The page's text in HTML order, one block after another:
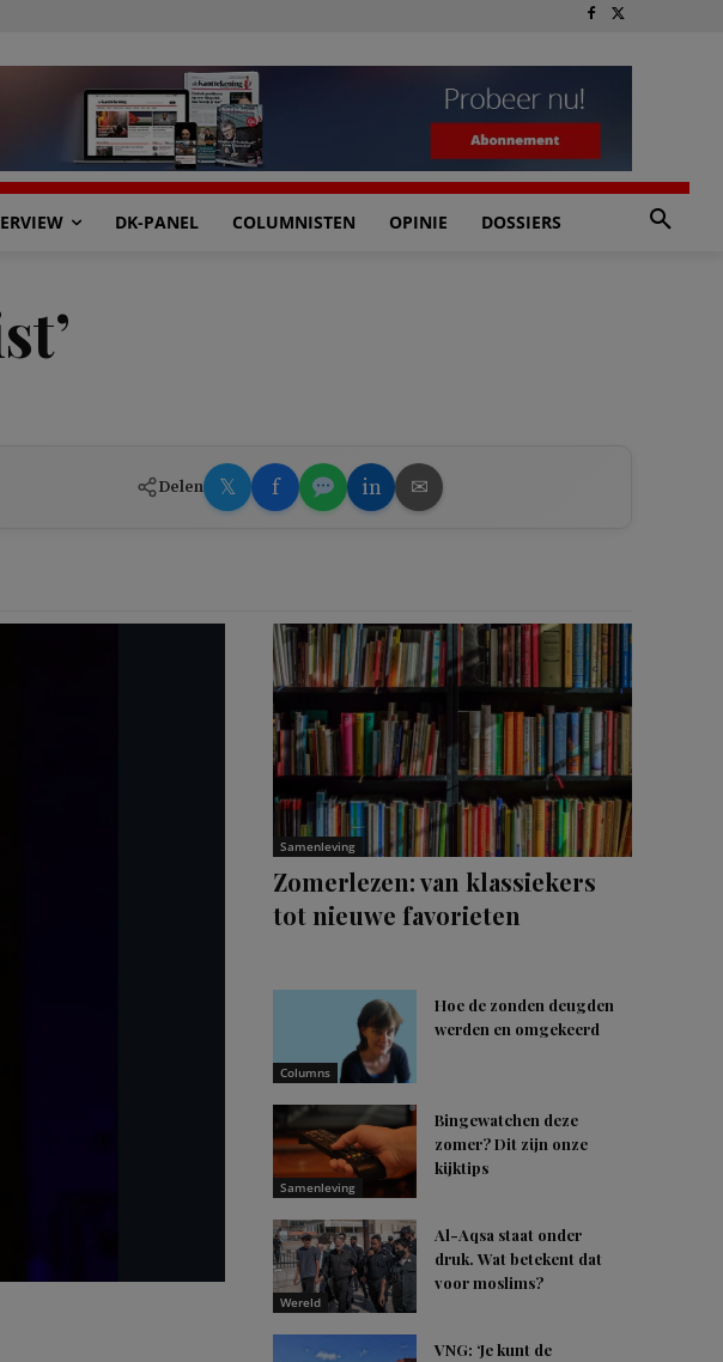
DK-PANEL COLUMNISTEN OPINIE DOSSIERS
Delen 𝕏 f in ✉
Samenleving
Zomerlezen: van klassiekers
tot nieuwe favorieten
Columns
Hoe de zonden deugden
werden en omgekeerd
Samenleving
Bingewatchen deze
zomer? Dit zijn onze
kijktips
Wereld
Al-Aqsa staat onder
druk. Wat betekent dat
voor moslims?
VNG: ‘Je kunt de